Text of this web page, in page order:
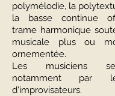
polymélodie, la
la basse continue
trame harmonique
musicale plus ou
ornementée.
Les musiciens
notamment par
d'improvisateurs.